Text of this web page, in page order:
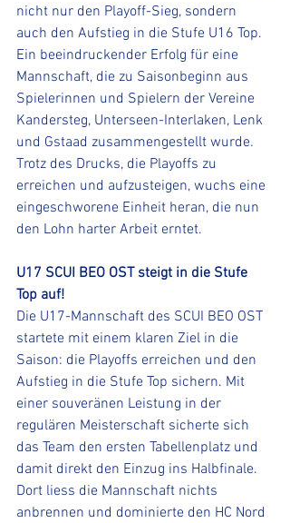
nicht nur den Playoff-Sieg, sondern
auch den Aufstieg in die Stufe U16 Top.
Ein beeindruckender Erfolg für eine
Mannschaft, die zu Saisonbeginn aus
Spielerinnen und Spielern der Vereine
Kandersteg, Unterseen-Interlaken, Lenk
und Gstaad zusammengestellt wurde.
Trotz des Drucks, die Playoffs zu
erreichen und aufzusteigen, wuchs eine
eingeschworene Einheit heran, die nun
den Lohn harter Arbeit erntet.
U17 SCUI BEO OST steigt in die Stufe
Top auf!
Die U17-Mannschaft des SCUI BEO OST
startete mit einem klaren Ziel in die
Saison: die Playoffs erreichen und den
Aufstieg in die Stufe Top sichern. Mit
einer souveränen Leistung in der
regulären Meisterschaft sicherte sich
das Team den ersten Tabellenplatz und
damit direkt den Einzug ins Halbfinale.
Dort liess die Mannschaft nichts
anbrennen und dominierte den HC Nord